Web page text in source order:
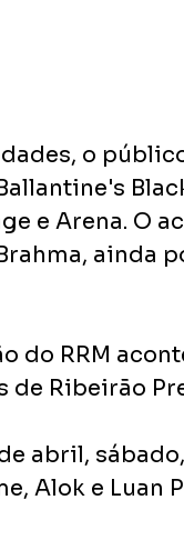
o
e Arena. O
ainda
do RRM
de Ribeirão
abril,
Alok e Luan